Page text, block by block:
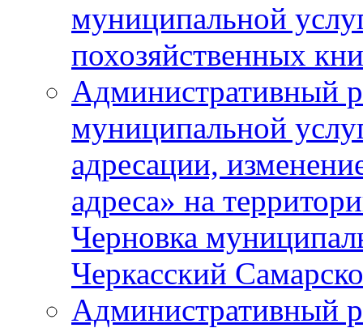
муниципальной
похозяйственных
Административный
муниципальной
адресации,
адреса» на
Черновка
Черкасский
Административный